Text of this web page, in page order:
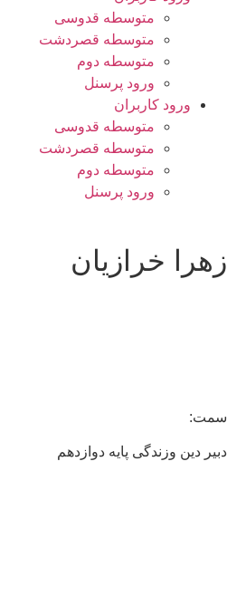
متوسطه قدوسی
متوسطه قصردشت
متوسطه دوم
ورود پرسنل
ورود کاربران
متوسطه قدوسی
متوسطه قصردشت
متوسطه دوم
ورود پرسنل
خرازیان
دین وزندگی پایه دوازدهم